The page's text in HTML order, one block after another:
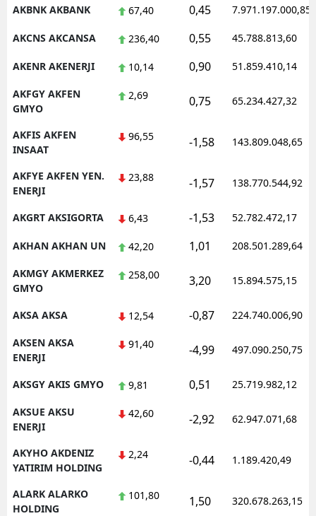
AKBNK AKBANK 67,40 0,45 7.971.197.000,85
AKCNS AKCANSA 236,40 0,55 45.788.813,60
AKENR AKENERJI 10,14 0,90 51.859.410,14
AKFGY AKFEN
GMYO
2,69 0,75 65.234.427,32
AKFIS AKFEN
INSAAT
96,55 -1,58 143.809.048,65
AKFYE AKFEN YEN.
ENERJI
23,88 -1,57 138.770.544,92
AKGRT AKSIGORTA 6,43 -1,53 52.782.472,17
AKHAN AKHAN UN 42,20 1,01 208.501.289,64
AKMGY AKMERKEZ
GMYO
258,00 3,20 15.894.575,15
AKSA AKSA 12,54 -0,87 224.740.006,90
AKSEN AKSA
ENERJI
91,40 -4,99 497.090.250,75
AKSGY AKIS GMYO 9,81 0,51 25.719.982,12
AKSUE AKSU
ENERJI
42,60 -2,92 62.947.071,68
AKYHO AKDENIZ
YATIRIM HOLDING
2,24 -0,44 1.189.420,49
ALARK ALARKO
HOLDING
101,80 1,50 320.678.263,15